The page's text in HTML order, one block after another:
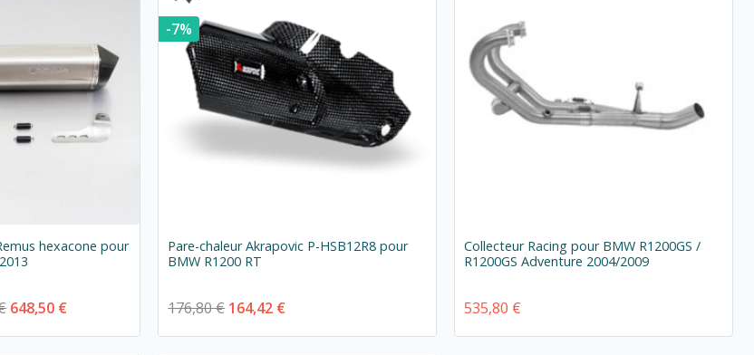
hexacone pour
648,50 €
-7%
Pare-chaleur Akrapovic P-HSB12R8 pour
BMW R1200 RT
176,80 € 164,42 €
Collecteur Racing pour BMW R1200GS /
R1200GS Adventure 2004/2009
535,80 €